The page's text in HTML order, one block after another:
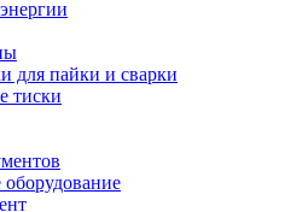
для пайки и сварки
тиски